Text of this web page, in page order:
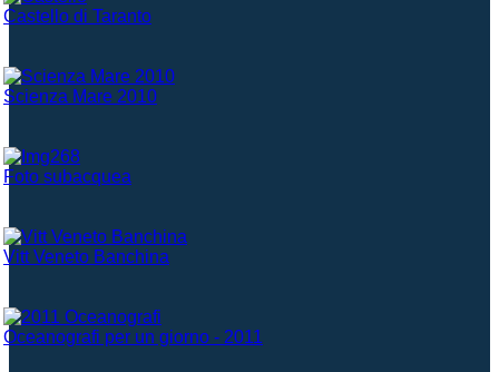
Castello di Taranto
Scienza Mare 2010
Foto subacquea
Vitt Veneto Banchina
Oceanografi per un giorno - 2011